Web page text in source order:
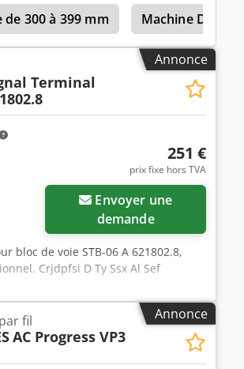
haute qualité, pensez à la machine
nous pour plus de détails. - Tension :
A- Équipement supplémentaire :
une palette en bois- Équipement
souris Cjdpezpa Absfx Al Sorf
300 à 399 mm
Machine
Annonce
Terminal
251 €
prix fixe hors TVA
demande
bloc de voie STB-06 A 621802.8,
Crjdpfsi D Ty Ssx Al Sef
Annonce
fil
AC Progress VP3